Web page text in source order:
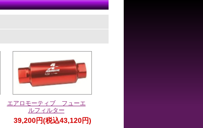
エアロモーティブ フューエ
ルフィルター
39,200円(税込43,120円)